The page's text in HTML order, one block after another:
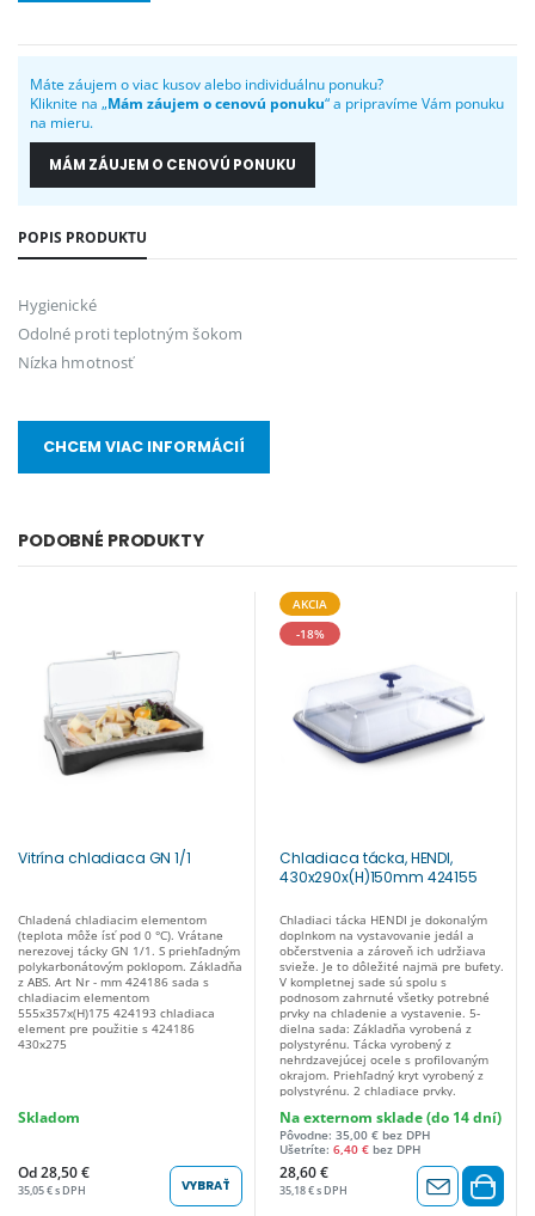
Máte záujem o viac kusov alebo individuálnu ponuku?
Kliknite na „Mám záujem o cenovú ponuku“ a pripravíme Vám ponuku
na mieru.
MÁM ZÁUJEM O CENOVÚ PONUKU
POPIS PRODUKTU
Hygienické
Odolné proti teplotným šokom
Nízka hmotnosť
CHCEM VIAC INFORMÁCIÍ
PODOBNÉ PRODUKTY
Vitrína chladiaca GN 1/1
Chladená chladiacim elementom
(teplota môže ísť pod 0 °C). Vrátane
nerezovej tácky GN 1/1. S priehľadným
polykarbonátovým poklopom. Základňa
z ABS. Art Nr - mm 424186 sada s
chladiacim elementom
555x357x(H)175 424193 chladiaca
element pre použitie s 424186
430x275
Skladom
Od 28,50 €
35,05 € s DPH VYBRAŤ
AKCIA
-18%
Chladiaca tácka, HENDI,
430x290x(H)150mm 424155
Chladiaci tácka HENDI je dokonalým
doplnkom na vystavovanie jedál a
občerstvenia a zároveň ich udržiava
svieže. Je to dôležité najmä pre bufety.
V kompletnej sade sú spolu s
podnosom zahrnuté všetky potrebné
prvky na chladenie a vystavenie. 5-
dielna sada: Základňa vyrobená z
polystyrénu. Tácka vyrobený z
nehrdzavejúcej ocele s profilovaným
okrajom. Priehľadný kryt vyrobený z
polystyrénu. 2 chladiace prvky.
chladiaci prvok vodou až do 90 % jeho
objemu. Tácka sa predáva aj
samostatne (kód: 871829).
Na externom sklade (do 14 dní)
Pôvodne: 35,00 € bez DPH
Ušetríte: 6,40 € bez DPH
28,60 €
35,18 € s DPH